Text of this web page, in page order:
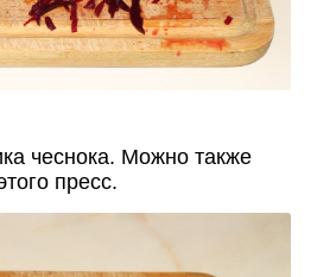
чеснока. Можно также
пресс.